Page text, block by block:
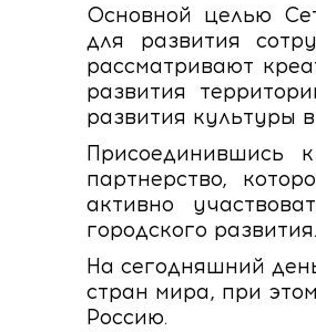
Основной целью
для развития
рассматривают
развития
развития культуры
Присоединившись
партнерство,
активно
городского
На сегодняшний
стран мира, при
Россию.